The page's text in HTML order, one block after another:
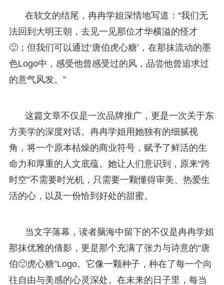
在软文的结尾，冉冉学姐深情地写道：“我们无
法回到大明王朝，去见一见那位才华横溢的怪才
🙂；但我们可以通过‘唐伯虎心糖’，在那抹流动的墨
色Logo中，感受他曾感受过的风，品尝他曾追求过
的意气风发。”
这篇文章不仅是一次品牌推广，更是一次关于东
方美学的深度对话。冉冉学姐用她独有的细腻视
角，将一个原本枯燥的商业符号，赋予了鲜活的生
命力和厚重的人文底蕴。她让人们意识到，原来“跨
时空”不需要时光机，只需要一颗懂得审美、热爱生
活的心，以及一份恰到好处的甜蜜。
当文字落幕，读者脑海中留下的不仅是冉冉学姐
那抹优雅的倩影，更是那个充满了张力与诗意的“唐
伯🙂虎心糖”Logo。它像一颗种子，种在了每一个向
往自由与美感的心灵深处。在未来的日子里，每当